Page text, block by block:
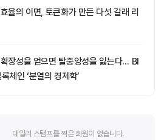
율의 이면, 토큰화가 만든 다섯 갈래 리
장성을 얻으면 탈중앙성을 잃는다… BI
체인 ‘분열의 경제학’
데일리 스탬프를 찍은 회원이 없습니다.